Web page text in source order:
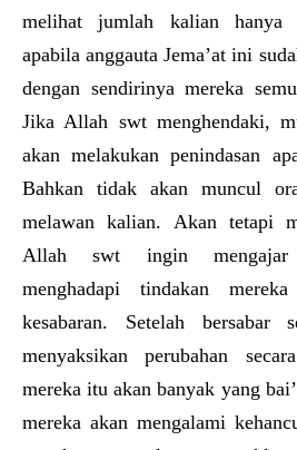
melihat jumlah kalian hanya
apabila anggauta Jema’at ini
dengan sendirinya mereka
Jika Allah swt menghendaki,
akan melakukan penindasan
Bahkan tidak akan muncul
melawan kalian. Akan tetapi
Allah swt ingin mengajar
menghadapi tindakan
kesabaran. Setelah bersabar
menyaksikan perubahan
mereka itu akan banyak yang
mereka akan mengalami